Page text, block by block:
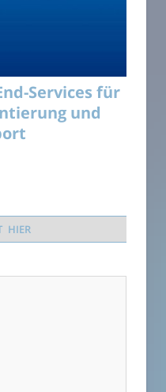
Services für
und
HIER